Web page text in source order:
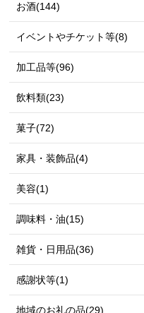
お酒(144)
イベントやチケット等(8)
加工品等(96)
飲料類(23)
菓子(72)
家具・装飾品(4)
美容(1)
調味料・油(15)
雑貨・日用品(36)
感謝状等(1)
地域のお礼の品(29)